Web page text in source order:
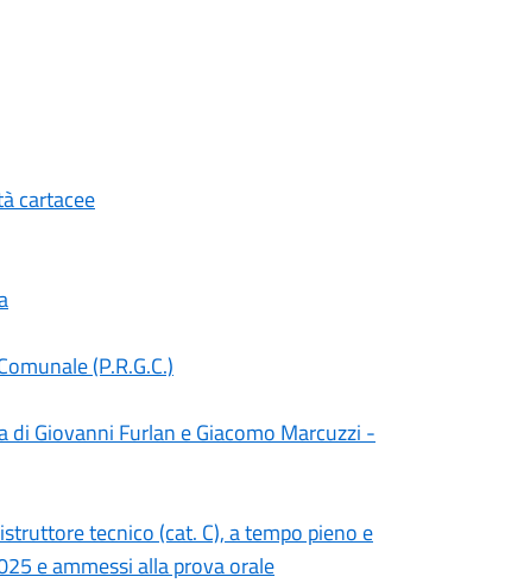
cartacee
(P.R.G.C.)
Giovanni Furlan e Giacomo Marcuzzi -
tecnico (cat. C), a tempo pieno e
e ammessi alla prova orale